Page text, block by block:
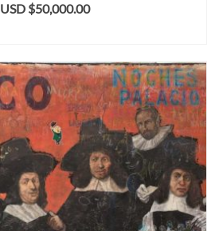
USD $50,000.00